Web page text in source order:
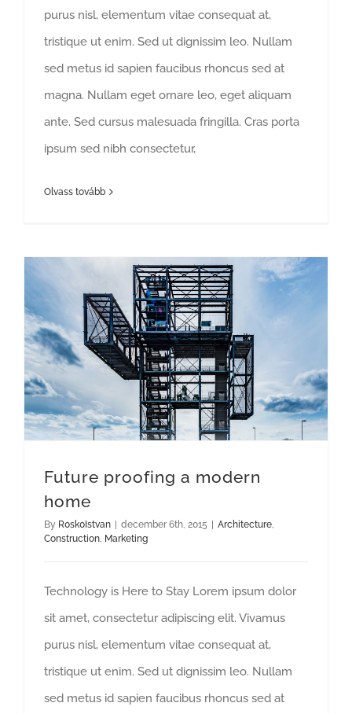
purus nisl, elementum vitae consequat at,
tristique ut enim. Sed ut dignissim leo. Nullam
sed metus id sapien faucibus rhoncus sed at
magna. Nullam eget ornare leo, eget aliquam
ante. Sed cursus malesuada fringilla. Cras porta
ipsum sed nibh consectetur,
Olvass tovább
Future proofing a modern
home
By R0sk0Istvan | december 6th, 2015 | Architecture
Construction Marketing
Technology is Here to Stay Lorem ipsum dolor
sit amet, consectetur adipiscing elit. Vivamus
purus nisl, elementum vitae consequat at,
tristique ut enim. Sed ut dignissim leo. Nullam
sed metus id sapien faucibus rhoncus sed at